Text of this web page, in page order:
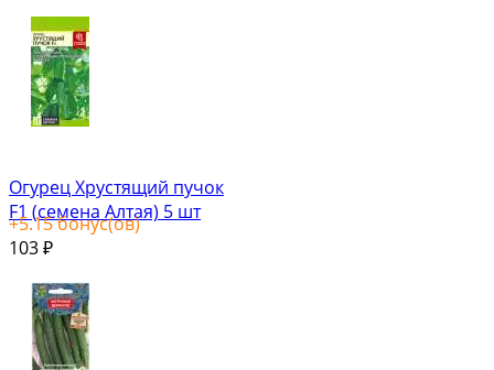
Огурец Хрустящий пучок
F1 (семена Алтая) 5 шт
+5.15бонус(ов)
103 ₽